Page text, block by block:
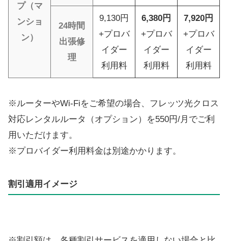
プ（マ
ンショ
ン）
24時間
出張修
理
9,130円
+プロバ
イダー
利用料
6,380円
+プロバ
イダー
利用料
7,920円
+プロバ
イダー
利用料
※ルーターやWi-Fiをご希望の場合、フレッツ光クロス
対応レンタルルータ（オプション）を550円/月でご利
用いただけます。
※プロバイダー利用料金は別途かかります。
割引適用イメージ